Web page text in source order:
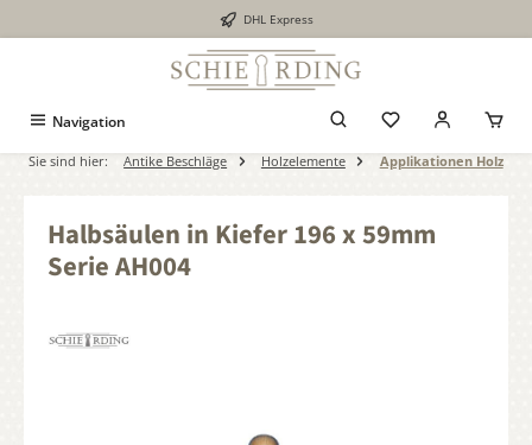
DHL Express
Navigation
Sie sind hier: Antike Beschläge Holzelemente Applikationen Holz
Halbsäulen in Kiefer 196 x 59mm
Serie AH004